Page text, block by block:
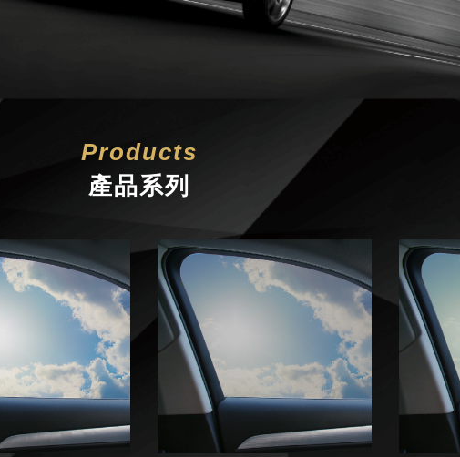
Products
產品系列